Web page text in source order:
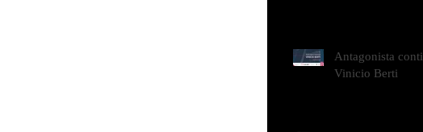
Antagonista
Vinicio Berti